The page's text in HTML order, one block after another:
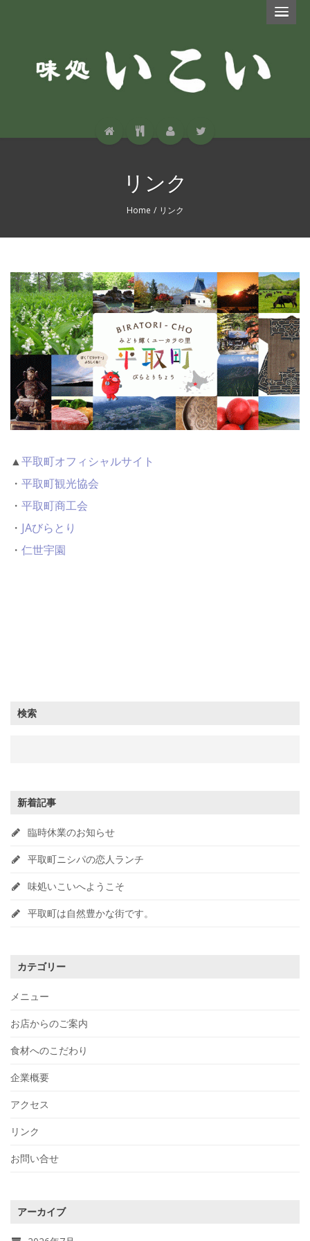
リンク
Home / リンク
▲平取町オフィシャルサイト
・ 平取町観光協会
・ 平取町商工会
・ JAびらとり
・ 仁世宇園
検索
新着記事
臨時休業のお知らせ
平取町ニシパの恋人ランチ
味処いこいへようこそ
平取町は自然豊かな街です。
カテゴリー
メニュー
お店からのご案内
食材へのこだわり
企業概要
アクセス
リンク
お問い合せ
アーカイブ